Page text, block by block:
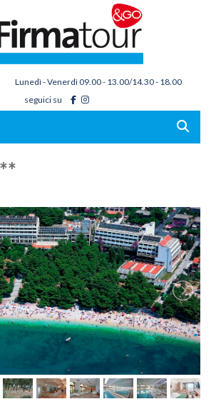
Lunedì - Venerdì 09.00 - 13.00/14.30 - 18.00
seguici su